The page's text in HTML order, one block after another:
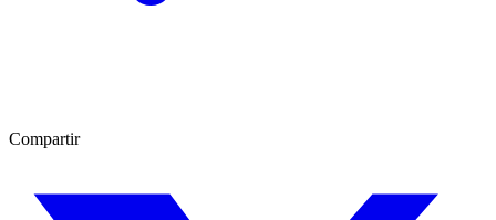
Compartir